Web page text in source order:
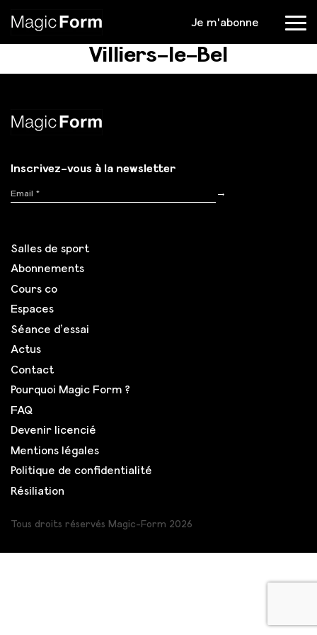
Je m'abonne Menu
Villiers-le-Bel
Inscrivez-vous à la newsletter
Inscription
→
Salles de sport
Abonnements
Cours co
Espaces
Séance d’essai
Actus
Contact
Pourquoi Magic Form ?
FAQ
Devenir licencié
Mentions légales
Politique de confidentialité
Résiliation
Tous droits réservés Magic-Form 2026